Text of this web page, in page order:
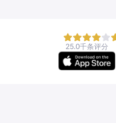
25.0千条评分